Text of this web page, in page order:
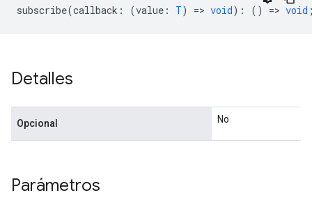
subscribe(callback : (value : T) => void) : () => void
Detalles
Opcional No
Parámetros